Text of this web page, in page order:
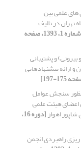
های علمی بین
تهران در تالیف
[دوره 17، شماره 1، 1393، صفحه
و پشتیبانی
ارائه پیشنهادهایی
سنجش عوامل
اعضای هیئت علمی
اهواز [دوره 16،
راهبردی انجمن